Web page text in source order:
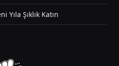
Şıklık Katın